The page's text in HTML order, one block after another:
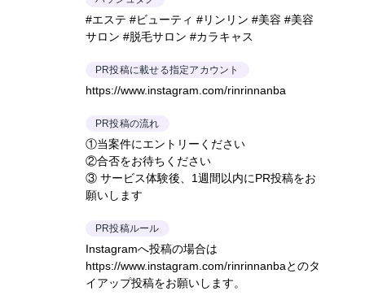
#エステ #ビューティ #リンリン #美容 #美容
サロン #脱毛サロン #カラキャス
PR投稿に載せる指定アカウント
https://www.instagram.com/rinrinnanba
PR投稿の流れ
①当案件にエントリーください
②合否をお待ちください
③ サービス体験後、1週間以内にPR投稿をお
願いします
PR投稿ルール
Instagramへ投稿の場合は
https://www.instagram.com/rinrinnanbaとのタ
イアップ投稿をお願いします。